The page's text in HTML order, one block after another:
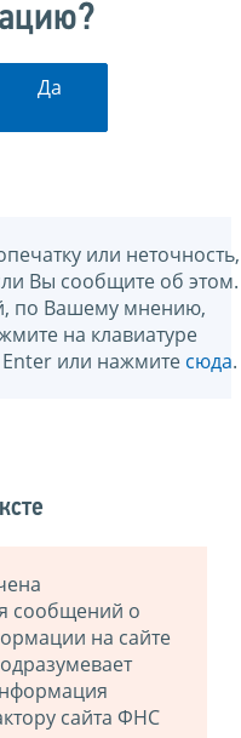
Да
или неточность,
Вы сообщите об этом.
по Вашему мнению,
на клавиатуре
или нажмите сюда.
сообщений о
на сайте
сайта ФНС